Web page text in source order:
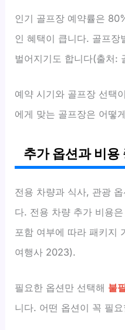
인기 골프장 예약률은
인 혜택이 큽니다. 골프장
벌어지기도 합니다(출처:
예약 시기와 골프장 선택이
에게 맞는 골프장은 어떻
추가 옵션과 비용
전용 차량과 식사, 관광
다. 전용 차량 추가 비용
포함 여부에 따라 패키지
여행사 2023).
필요한 옵션만 선택해 불
니다. 어떤 옵션이 꼭 필